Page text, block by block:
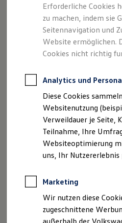
Leasing
Leasing-Angebote
Gebrauchtwagen
Junge
Elektroauto
Kleinwagen-
Leasing ohne
Autokredit mit
Versicherungen und
Kfz-Versicherung
Garantien
Wartungsverträge
Geschäftskunden
Professional
Großkunden
Behörden
Anpfiff zum Gewinn
Elektroautos
ID. Tutorials
Größer.
Reichweiter.
Erforderliche Cookies
zu machen, indem sie
Seitennavigation und
Website ermöglichen.
Cookies nicht richtig
Analytics und
Diese Cookies
Websitenutzung
Verweildauer je Seite,
Teilnahme, Ihre
Websiteoptimierung
uns, Ihr Nutzererlebnis
Marketing
Wir nutzen diese
zugeschnittene
außerhalb der